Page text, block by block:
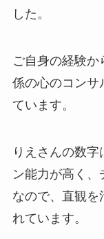
した。
ご自身の経験か
係の心のコンサ
ています。
りえさんの数
ン能力が高く、
なので、直観を
れています。